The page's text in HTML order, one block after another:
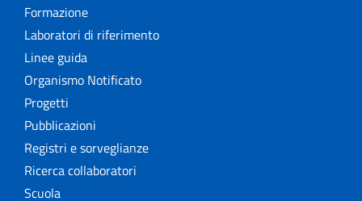
Formazione
Laboratori di riferimento
Linee guida
Organismo Notificato
Progetti
Pubblicazioni
Registri e sorveglianze
Ricerca collaboratori
Scuola